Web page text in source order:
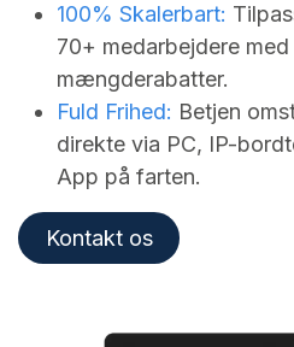
100% Skalerbart:
70+ medarbejdere
mængderabatter.
Fuld Frihed: Betjen
direkte via PC, IP-
App på farten.
Kontakt os​